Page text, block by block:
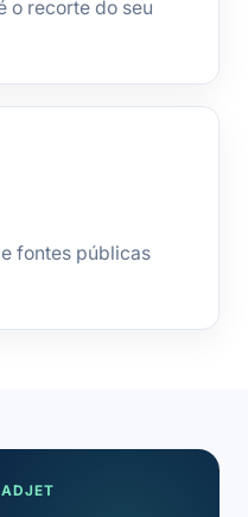
o recorte do seu
fontes públicas